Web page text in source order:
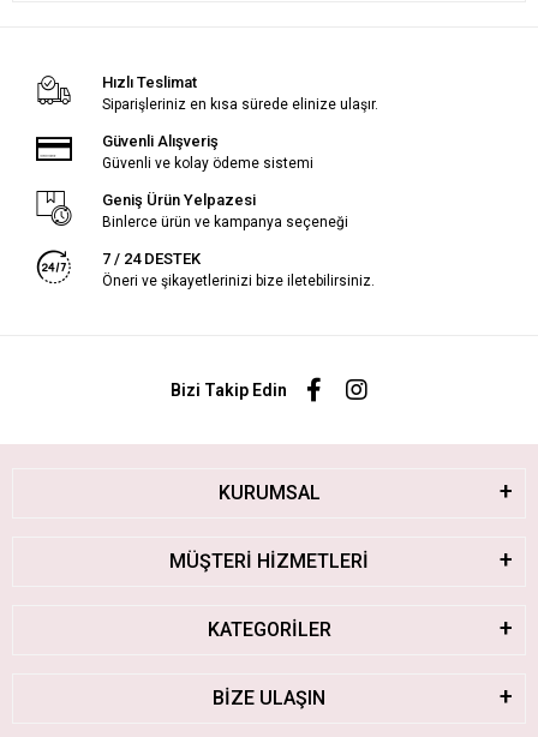
Hızlı Teslimat
Siparişleriniz en kısa sürede elinize ulaşır.
Güvenli Alışveriş
Güvenli ve kolay ödeme sistemi
Geniş Ürün Yelpazesi
Binlerce ürün ve kampanya seçeneği
7 / 24 DESTEK
Öneri ve şikayetlerinizi bize iletebilirsiniz.
Bizi Takip Edin
KURUMSAL
MÜŞTERİ HİZMETLERİ
KATEGORİLER
BİZE ULAŞIN